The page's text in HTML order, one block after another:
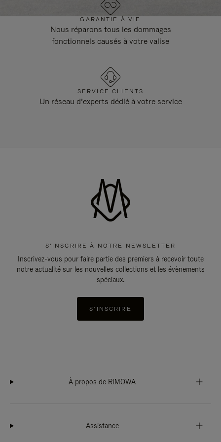
GARANTIE À VIE
Nous réparons tous les dommages
fonctionnels causés à votre valise
SERVICE CLIENTS
Un réseau d’experts dédié à votre service
S'INSCRIRE À NOTRE NEWSLETTER
Inscrivez-vous pour faire partie des premiers à recevoir toute
notre actualité sur les nouvelles collections et les évènements
spéciaux.
S'INSCRIRE
À propos de RIMOWA
Assistance